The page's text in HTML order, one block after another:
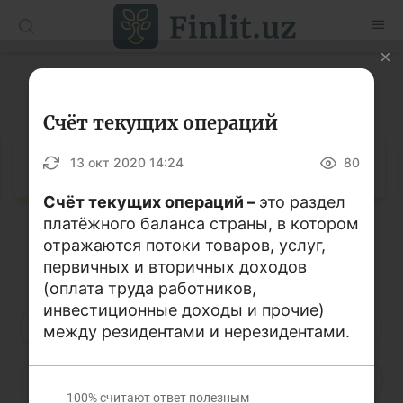
Рус
Статьи
Учебные материалы
Глоссарий
Книги по финансовой грамотности
Видео
Проекты
Фотогалерея
Глоссарий
Кириллица Латиница
А Б В Г Д Е
Счёт текущих операций
13 окт 2020 14:24 80
Счёт текущих операций – это раздел
платёжного баланса страны, в котором
отражаются потоки товаров, услуг,
первичных и вторичных доходов
(оплата труда работников,
инвестиционные доходы и прочие)
между резидентами и нерезидентами.
100%считают ответ полезным